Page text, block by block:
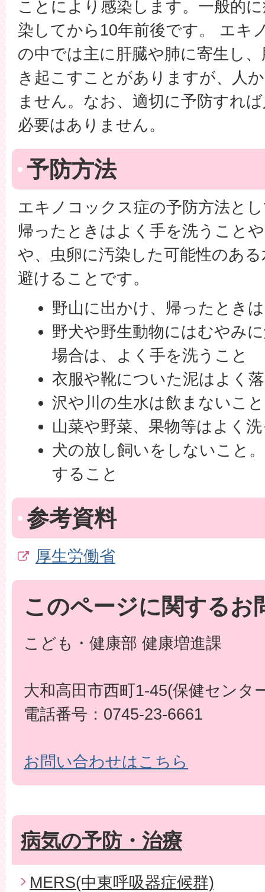
ことにより感染します。一般的
染してから10年前後です。 エキ
の中では主に肝臓や肺に寄生し
き起こすことがありますが、人
ません。なお、適切に予防すれ
必要はありません。
予防方法
エキノコックス症の予防方法と
帰ったときはよく手を洗うこと
や、虫卵に汚染した可能性のあ
避けることです。
野山に出かけ、帰ったとき
野犬や野生動物にはむやみ
場合は、よく手を洗うこと
衣服や靴についた泥はよく
沢や川の生水は飲まないこと
山菜や野菜、果物等はよく
犬の放し飼いをしないこと
すること
参考資料
厚生労働省
このページに関するお
こども・健康部 健康増進課
大和高田市西町1-45(保健センタ
電話番号：0745-23-6661
お問い合わせはこちら
病気の予防・治療
MERS(中東呼吸器症候群)